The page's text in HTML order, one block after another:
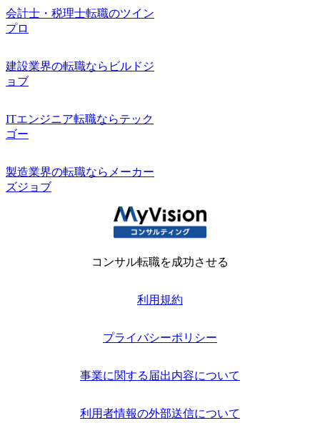
会計士・税理士転職のツイン
プロ
建設業界の転職ならビルドジ
ョブ
ITエンジニア転職ならテック
ゴー
製造業界の転職ならメーカー
ズジョブ
コンサル転職を成功させる
利用規約
プライバシーポリシー
事業に関する届出内容について
利用者情報の外部送信について